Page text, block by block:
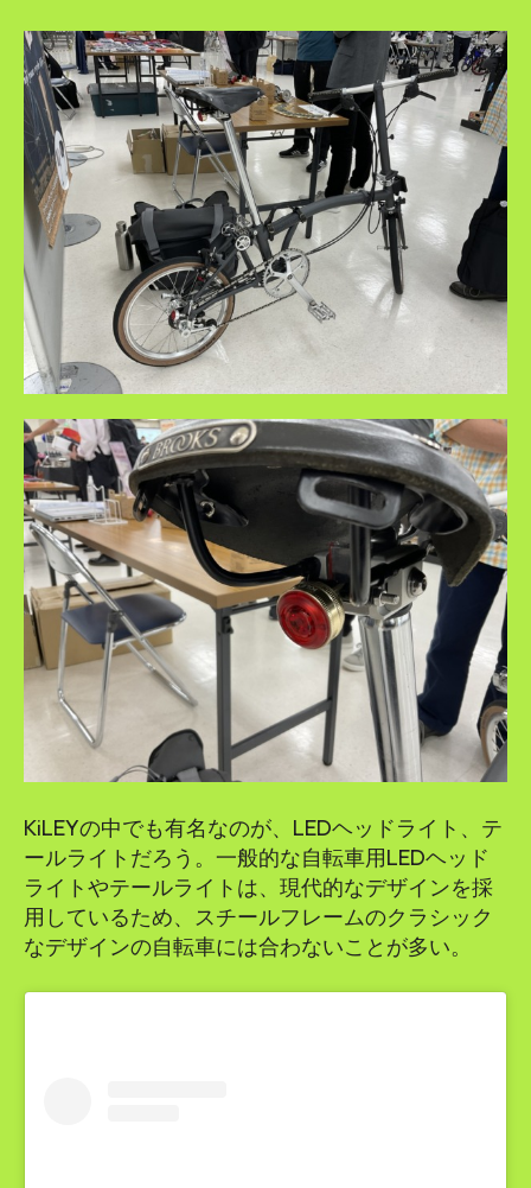
KiLEYの中でも有名なのが、LEDヘッドライト、テ
ールライトだろう。一般的な自転車用LEDヘッド
ライトやテールライトは、現代的なデザインを採
用しているため、スチールフレームのクラシック
なデザインの自転車には合わないことが多い。